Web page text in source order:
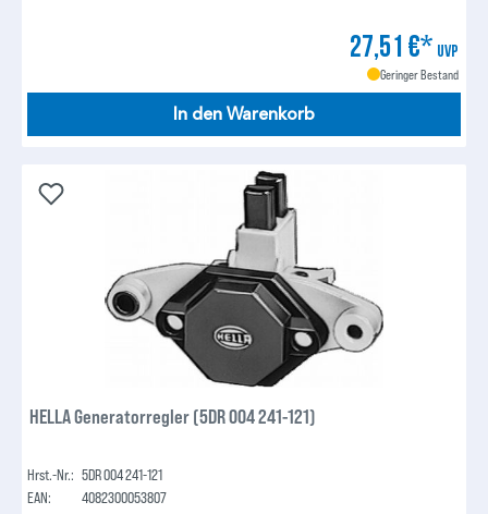
27,51 €* UVP
Geringer Bestand
In den Warenkorb
HELLA Generatorregler (5DR 004 241-121)
Hrst.-Nr.: 5DR 004 241-121
EAN:
4082300053807